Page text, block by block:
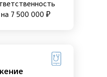
7 500 000 ₽